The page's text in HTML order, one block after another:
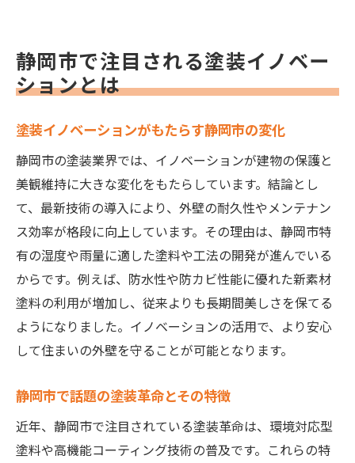
静岡市で注目される塗装イノベー
ションとは
塗装イノベーションがもたらす静岡市の変化
静岡市の塗装業界では、イノベーションが建物の保護と
美観維持に大きな変化をもたらしています。結論とし
て、最新技術の導入により、外壁の耐久性やメンテナン
ス効率が格段に向上しています。その理由は、静岡市特
有の湿度や雨量に適した塗料や工法の開発が進んでいる
からです。例えば、防水性や防カビ性能に優れた新素材
塗料の利用が増加し、従来よりも長期間美しさを保てる
ようになりました。イノベーションの活用で、より安心
して住まいの外壁を守ることが可能となります。
静岡市で話題の塗装革命とその特徴
近年、静岡市で注目されている塗装革命は、環境対応型
塗料や高機能コーティング技術の普及です。これらの特